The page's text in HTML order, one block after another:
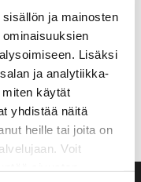
ja mainosten
Lisäksi
ja analytiikka-
käytät
yhdistää näitä
heille tai joita on
Voit